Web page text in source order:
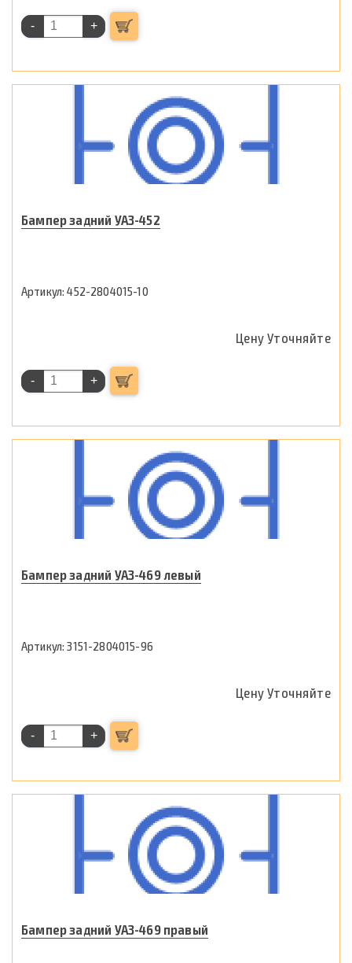
- +
Бампер задний УАЗ-452
452-2804015-10
Цену Уточняйте
- +
Бампер задний УАЗ-469 левый
3151-2804015-96
Цену Уточняйте
- +
Бампер задний УАЗ-469 правый